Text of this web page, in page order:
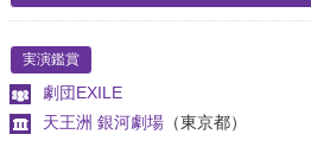
実演鑑賞
劇団EXILE
天王洲 銀河劇場 （東京都）